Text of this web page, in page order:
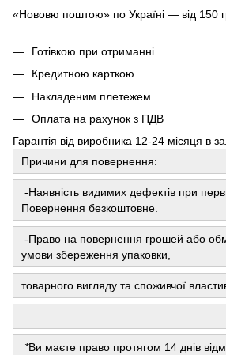
«Нововю поштою» по Україні — від 150
Готівкою при отриманні
Кредитною карткою
Накладеним плетежем
Оплата на рахунок з ПДВ
Гарантія від виробника 12-24 місяця в
Причини для повернення:
-Наявність видимих ​​дефектів при
Повернення безкоштовне.
-Право на повернення грошей або
умови збереження упаковки,
товарного вигляду та споживчої
*Ви маєте право протягом 14 днів